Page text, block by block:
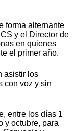
forma alternante
y el Director de
en quienes
el primer año.
asistir los
con voz y sin
entre los días 1
y octubre, para